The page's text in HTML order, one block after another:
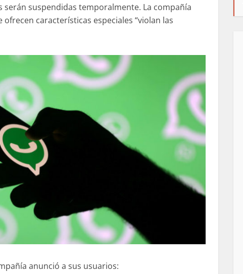
serán suspendidas temporalmente. La compañía
características especiales “violan las
anunció a sus usuarios: